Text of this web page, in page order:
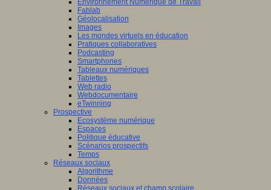
Environnement Numérique de Travail
Fablab
Géolocalisation
Images
Les mondes virtuels en éducation
Pratiques collaboratives
Podcasting
Smartphones
Tableaux numériques
Tablettes
Web radio
Webdocumentaire
eTwinning
Prospective
Ecosystème numérique
Espaces
Politique éducative
Scénarios prospectifs
Temps
Réseaux sociaux
Algorithme
Données
Réseaux sociaux et champ scolaire